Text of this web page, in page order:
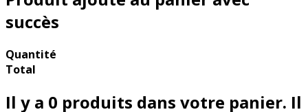
succès
Quantité
Total
Il y a 0 produits dans votre panier. Il